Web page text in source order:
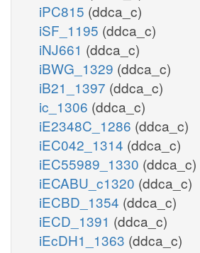
iPC815 (ddca_c)
iSF_1195 (ddca_c)
iNJ661 (ddca_c)
iBWG_1329 (ddca_c)
iB21_1397 (ddca_c)
ic_1306 (ddca_c)
iE2348C_1286 (ddca_c)
iEC042_1314 (ddca_c)
iEC55989_1330 (ddca_c)
iECABU_c1320 (ddca_c)
iECBD_1354 (ddca_c)
iECD_1391 (ddca_c)
iEcDH1_1363 (ddca_c)